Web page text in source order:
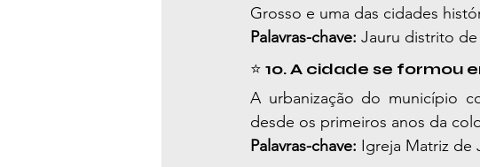
Grosso e uma das cidades
Palavras-chave: Jauru distrito de
⭐ 10. A cidade se formou
A urbanização do município
desde os primeiros anos da
Palavras-chave: Igreja Matriz de